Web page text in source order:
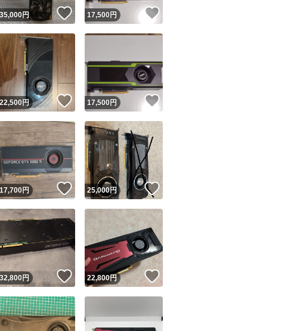
ユーザーの実績について
フリマが定めた一定の基準を満たしたユーザーにバッジを付与しています
取引出品者
心取引出品者 Yahoo!フリマの基準をクリアした安心・安全なユーザーです
績
取引実績◯+ このユーザーはYahoo!フリマの取引を完了させた実績があります
フリマ実績◯+ このユーザーは他フリマサービスでの取引実績があります
ド&安心発送
バッジは実績に基づく表示であり、発送を保証しているものではありません
この商品の情報をコピーします
商品画像の 無断転載は禁止されています
コピーは1商品につき1回 です
出品ページへ
ね！
35,000円 いいね！
17,500円
ね！
22,500円 いいね！
17,500円
ね！
17,700円 いいね！
25,000円 いいね！
ね！
32,800円 いいね！
22,800円